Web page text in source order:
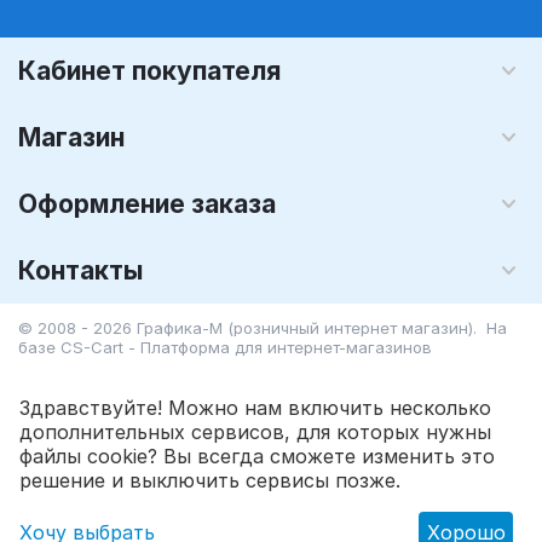
301.35 Р В корзину
Кабинет покупателя
Магазин
Оформление заказа
Контакты
© 2008 - 2026 Графика-М (розничный интернет магазин). На
базе CS-Cart - Платформа для интернет-магазинов
Здравствуйте! Можно нам включить несколько
дополнительных сервисов, для которых нужны
файлы cookie? Вы всегда сможете изменить это
решение и выключить сервисы позже.
Хочу выбрать Хорошо